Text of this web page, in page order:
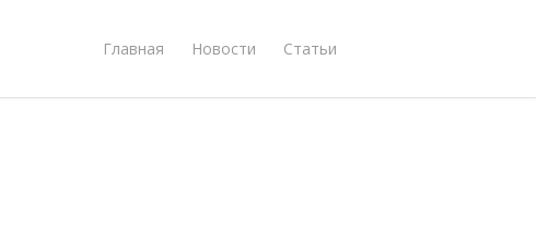
Главная Новости Статьи